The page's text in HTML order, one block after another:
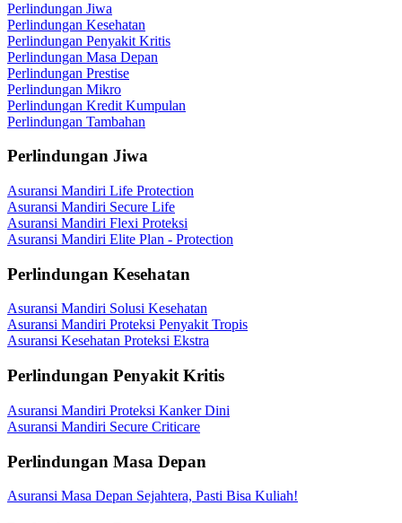
Perlindungan Jiwa
Perlindungan Kesehatan
Perlindungan Penyakit Kritis
Perlindungan Masa Depan
Perlindungan Prestise
Perlindungan Mikro
Perlindungan Kredit Kumpulan
Perlindungan Tambahan
Perlindungan Jiwa
Asuransi Mandiri Life Protection
Asuransi Mandiri Secure Life
Asuransi Mandiri Flexi Proteksi
Asuransi Mandiri Elite Plan - Protection
Perlindungan Kesehatan
Asuransi Mandiri Solusi Kesehatan
Asuransi Mandiri Proteksi Penyakit Tropis
Asuransi Kesehatan Proteksi Ekstra
Perlindungan Penyakit Kritis
Asuransi Mandiri Proteksi Kanker Dini
Asuransi Mandiri Secure Criticare
Perlindungan Masa Depan
Asuransi Masa Depan Sejahtera, Pasti Bisa Kuliah!